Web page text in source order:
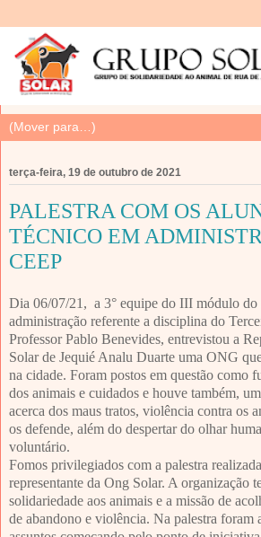
terça-feira, 19 de outubro de 2021
PALESTRA COM OS
TÉCNICO EM
CEEP
Dia 06/07/21, a 3° equipe do III módulo do
administração referente a disciplina do
Professor Pablo Benevides, entrevistou a
Solar de Jequié Analu Duarte uma ONG
na cidade. Foram postos em questão como
dos animais e cuidados e houve também,
acerca dos maus tratos, violência contra os
os defende, além do despertar do olhar
voluntário.
Fomos privilegiados com a palestra
representante da Ong Solar. A organização
solidariedade aos animais e a missão de
de abandono e violência. Na palestra foram